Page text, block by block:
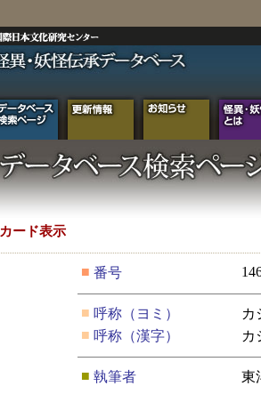
カード表示
■ 番号
■ 呼称（ヨミ）
カ
■ 呼称（漢字） カ
■ 執筆者 東